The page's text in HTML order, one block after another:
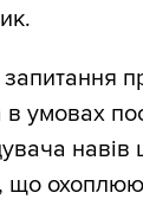
умовах
навів
що